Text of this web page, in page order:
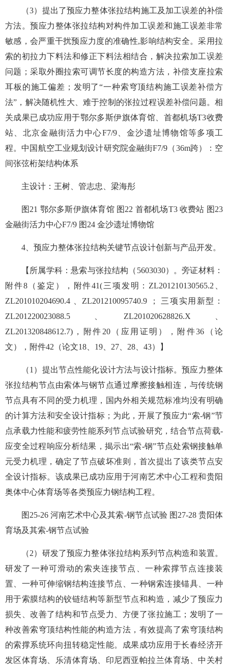
（3）提出了预应力整体张拉结构施工及加工误差的补偿
方法。预应力整体张拉结构对构件加工误差和施工误差非常
敏感，会严重干扰预应力度的准确性,影响结构安全。采用拉
索的初拉力下料法和修正下料法相结合，解决拉索加工误差
问题；采取外圈拉索可调节长度的构造方法，补偿支座拉索
耳板的施工偏差；发明了“一种索穹顶结构施工误差补偿方
法”，解决随机性大、难于控制的张拉过程误差补偿问题。相
关成果已成功应用于鄂尔多斯伊旗体育馆、首都机场T3收费
站、北京金融街活力中心F7/9、金沙遗址博物馆等多项工
程。中国航空工业规划设计研究院金融街F7/9（36m跨）：空
间张弦桁架结构体系
主设计：王树、管志忠、梁海彤
图21 鄂尔多斯伊旗体育馆 图22 首都机场T3 收费站 图23
金融街活力中心F7/9 图24 金沙遗址博物馆
4、预应力整体张拉结构关键节点设计创新与产品开发。
【所属学科：悬索与张拉结构（5603030）。旁证材料：
附件8（鉴定），附件41(三项发明：ZL201210130565.2、
ZL201010204690.4 、ZL201210095740.9 ； 三项实用新型：
ZL201220023088.5 、ZL201020628826.X 、
ZL201320848612.7)，附件20（应用证明），附件36（论
文），附件42（论文18、19、27、28、43）】
（1）提出节点性能化设计方法与设计指标。预应力整体
张拉结构节点由索体与钢节点通过摩擦接触相连，与传统钢
节点具有不同的受力机理，国内外相关规范标准均没有明确
的计算方法和安全设计指标；为此，开展了预应力“索-钢”节
点承载力性能和疲劳性能系列节点试验研究，结合节点荷载-
应变全过程响应分析结果，揭示出“索-钢”节点处索钢接触单
元受力机理，确定了节点破坏准则，首次提出了该类节点安
全设计指标。该成果已成功应用于河南艺术中心工程和贵阳
奥体中心体育场等各类预应力钢结构工程。
图25-26 河南艺术中心及其索-钢节点试验 图27-28 贵阳体
育场及其索-钢节点试验
（2）研发了预应力整体张拉结构系列节点构造和装置。
研发了一种可滑动的索夹连接节点、一种索撑节点连接装
置、一种可伸缩钢结构连接节点、一种钢索连接锚具、一种
用于索膜结构的铰链结构等新型节点和构造，减少了预应力
损失、改善了结构和节点受力、方便了张拉施工；发明了一
种改善索穹顶结构性能的构造方法，有效提高了索穹顶结构
的索撑系统环向扭转稳定性能。成果成功应用于长春经济开
发区体育场、乐清体育场、印尼西亚帕拉兰体育场、中关村